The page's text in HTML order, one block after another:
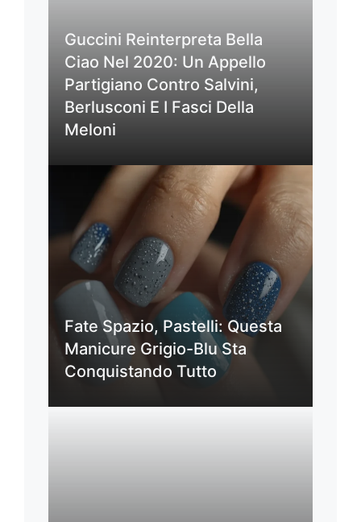
Guccini Reinterpreta Bella
Ciao Nel 2020: Un Appello
Partigiano Contro Salvini,
Berlusconi E I Fasci Della
Meloni
Fate Spazio, Pastelli: Questa
Manicure Grigio-Blu Sta
Conquistando Tutto